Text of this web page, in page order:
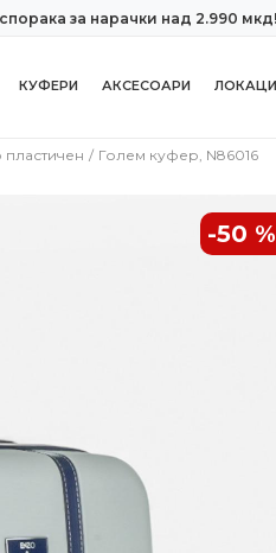
за нарачки над 2.990 мкд!
КУФЕРИ АКСЕСОАРИ
Голем куфер, N86016
-50 %